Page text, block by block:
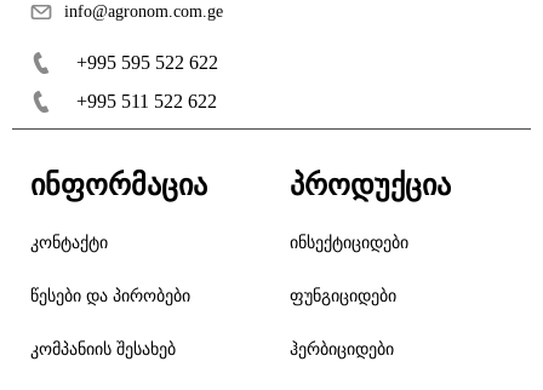
info@agronom.com.ge
+995 595 522 622
+995 511 522 622
ინფორმაცია
კონტაქტი
წესები და პირობები
კომპანიის შესახებ
პროდუქცია
ინსექტიციდები
ფუნგიციდები
ჰერბიციდები